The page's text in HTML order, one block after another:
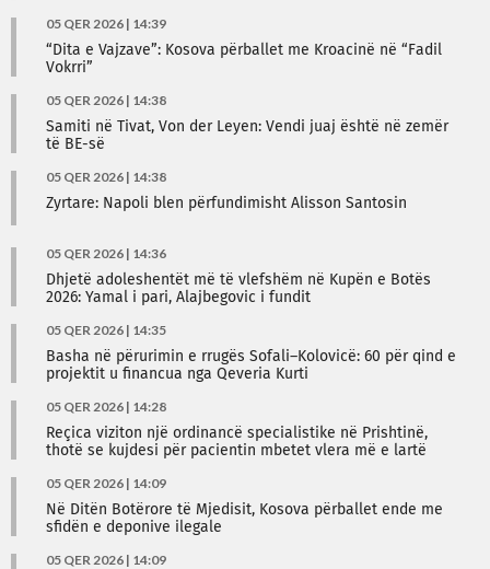
05 QER 2026 | 14:39
“Dita e Vajzave”: Kosova përballet me Kroacinë në “Fadil
Vokrri”
05 QER 2026 | 14:38
Samiti në Tivat, Von der Leyen: Vendi juaj është në zemër
të BE-së
05 QER 2026 | 14:38
Zyrtare: Napoli blen përfundimisht Alisson Santosin
05 QER 2026 | 14:36
Dhjetë adoleshentët më të vlefshëm në Kupën e Botës
2026: Yamal i pari, Alajbegovic i fundit
05 QER 2026 | 14:35
Basha në përurimin e rrugës Sofali–Kolovicë: 60 për qind e
projektit u financua nga Qeveria Kurti
05 QER 2026 | 14:28
Reçica viziton një ordinancë specialistike në Prishtinë,
thotë se kujdesi për pacientin mbetet vlera më e lartë
05 QER 2026 | 14:09
Në Ditën Botërore të Mjedisit, Kosova përballet ende me
sfidën e deponive ilegale
05 QER 2026 | 14:09